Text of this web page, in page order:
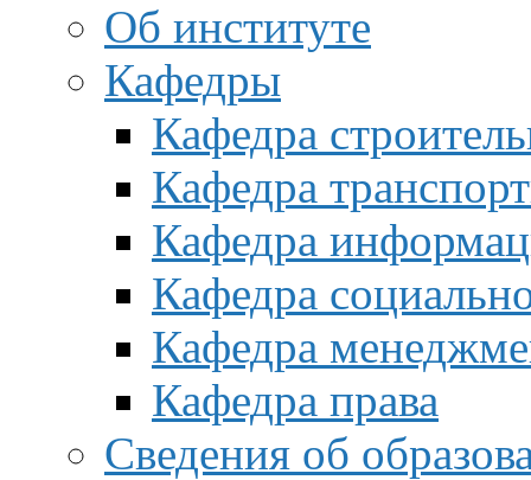
Об институте
Кафедры
Кафедра
Кафедра
Кафедра
Кафедра
Кафедра
Кафедра права
Сведения об